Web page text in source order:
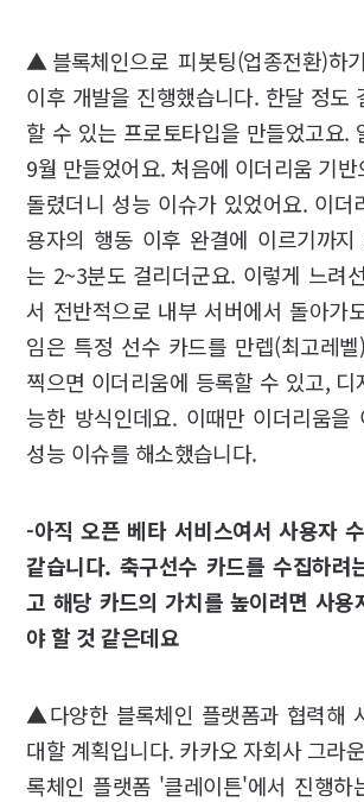
▲블록체인으로 피봇팅(업종전환)하
이후 개발을 진행했습니다. 한달 정도
할 수 있는 프로토타입을 만들었고요.
9월 만들었어요. 처음에 이더리움 기
돌렸더니 성능 이슈가 있었어요. 이더
용자의 행동 이후 완결에 이르기까지
는 2~3분도 걸리더군요. 이렇게 느려
서 전반적으로 내부 서버에서 돌아가
임은 특정 선수 카드를 만렙(최고레
찍으면 이더리움에 등록할 수 있고,
능한 방식인데요. 이때만 이더리움을
성능 이슈를 해소했습니다.
-아직 오픈 베타 서비스여서 사용자
같습니다. 축구선수 카드를 수집하려
고 해당 카드의 가치를 높이려면 사용
야 할 것 같은데요
▲다양한 블록체인 플랫폼과 협력해
대할 계획입니다. 카카오 자회사 그라
록체인 플랫폼 '클레이튼'에서 진행하